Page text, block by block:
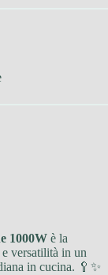
1000W è la
versatilità in un
in cucina. 🥄✨